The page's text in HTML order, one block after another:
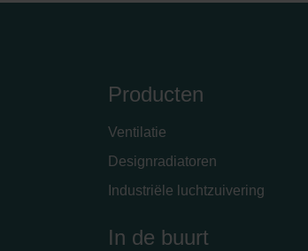
Producten
Ventilatie
Designradiatoren
Industriële luchtzuivering
In de buurt